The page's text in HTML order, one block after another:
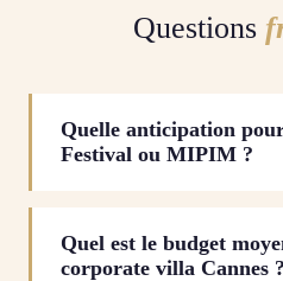
Questions
Quelle anticipation
Festival ou MIPIM ?
Quel est le budget
corporate villa Cannes ?